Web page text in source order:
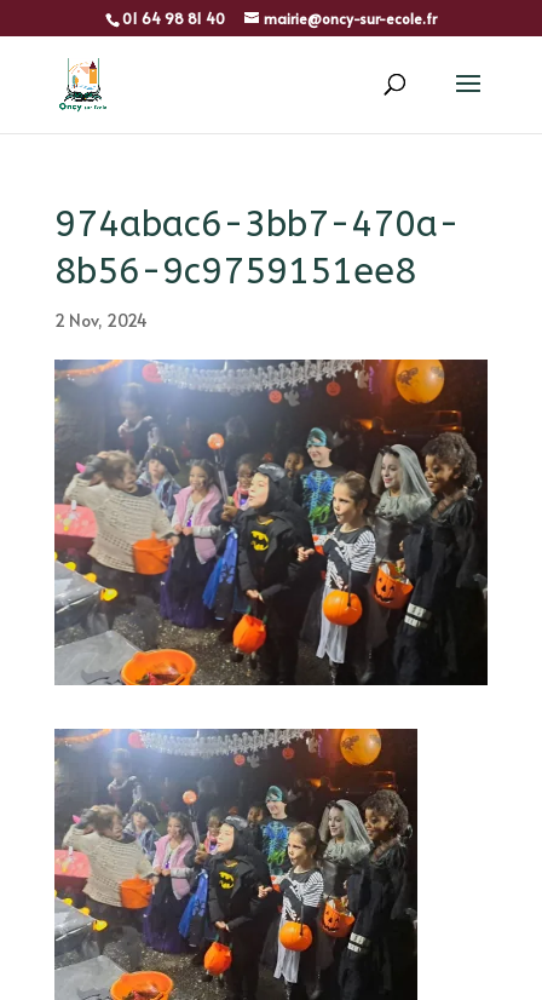
01 64 98 81 40 mairie@oncy-sur-ecole.fr
974abac6-3bb7-470a-
8b56-9c9759151ee8
2 Nov, 2024